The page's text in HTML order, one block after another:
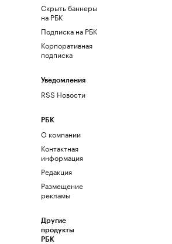
Скрыть баннеры
на РБК
Подписка на РБК
Корпоративная
подписка
Уведомления
RSS Новости
РБК
О компании
Контактная
информация
Редакция
Размещение
рекламы
Другие
продукты
РБК